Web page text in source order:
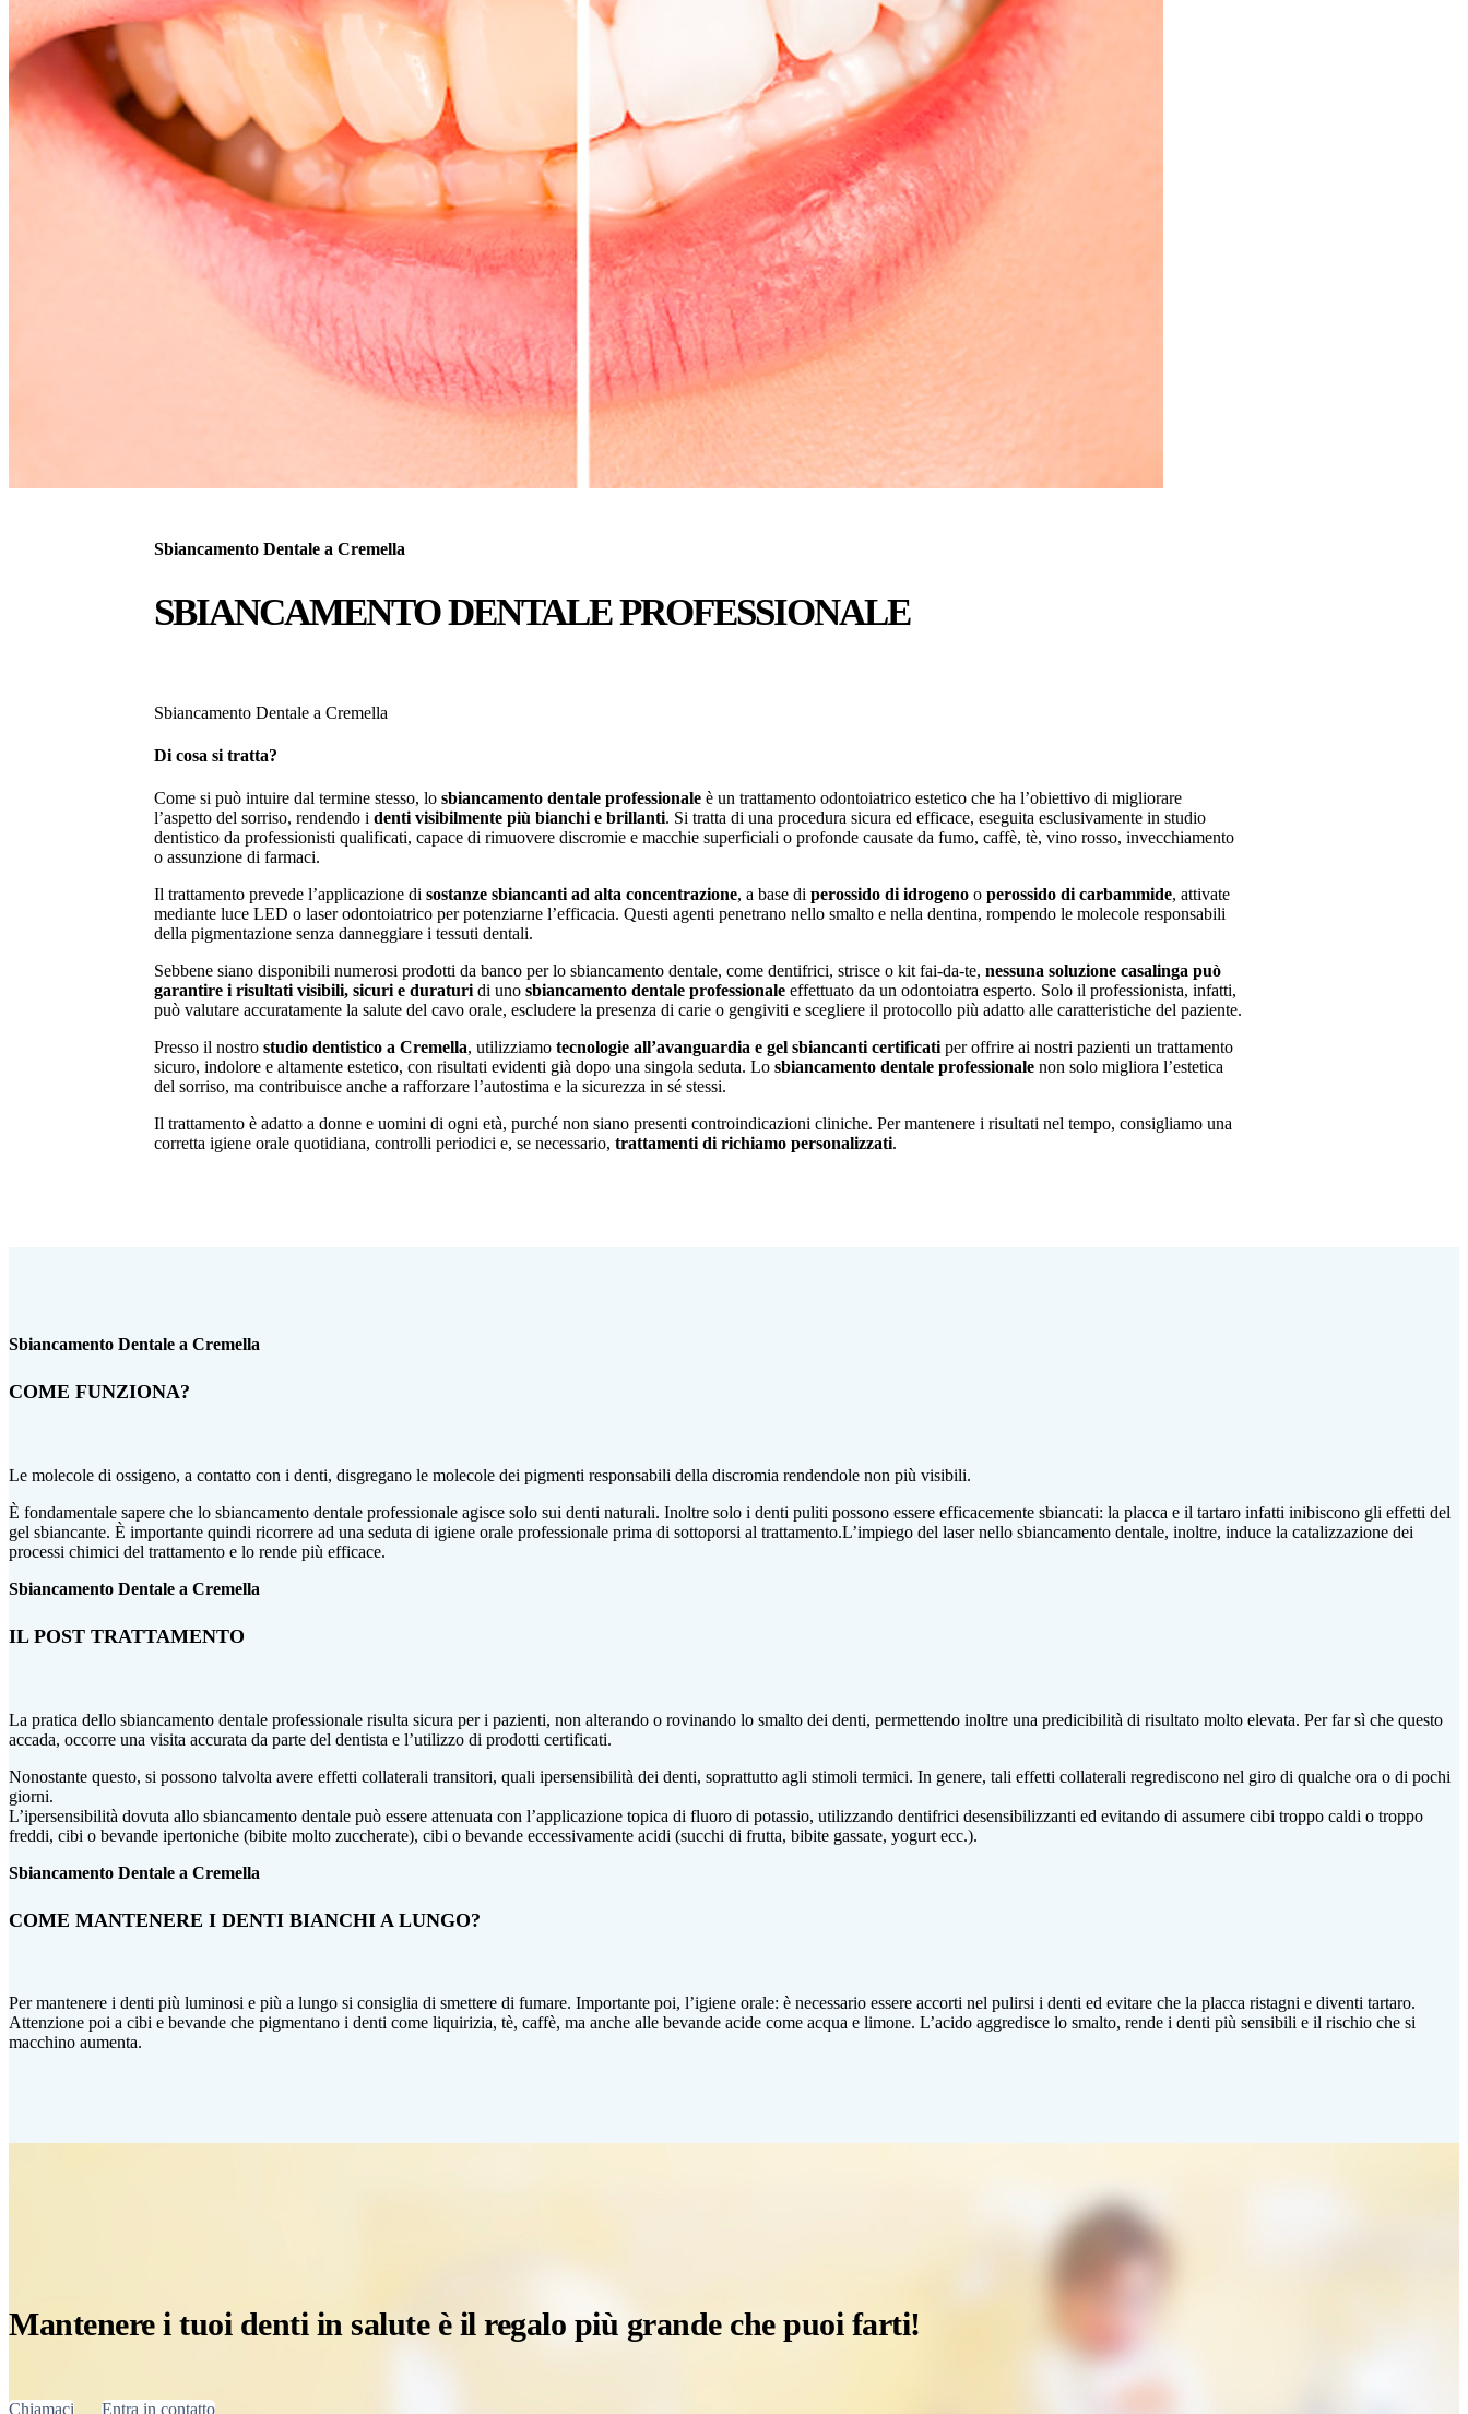
Sbiancamento Dentale a Cremella
SBIANCAMENTO DENTALE PROFESSIONALE
Sbiancamento Dentale a Cremella
Di cosa si tratta?
Come si può intuire dal termine stesso, lo sbiancamento dentale professionaleè un trattamento odontoiatrico estetico che ha l’obiettivo di migliorare
l’aspetto del sorriso, rendendo i denti visibilmente più bianchi e brillanti. Si tratta di una procedura sicura ed efficace, eseguita esclusivamente in studio
dentistico da professionisti qualificati, capace di rimuovere discromie e macchie superficiali o profonde causate da fumo, caffè, tè, vino rosso, invecchiamento
o assunzione di farmaci.
Il trattamento prevede l’applicazione di sostanze sbiancanti ad alta concentrazione, a base di perossido di idrogenoo perossido di carbammide, attivate
mediante luce LED o laser odontoiatrico per potenziarne l’efficacia. Questi agenti penetrano nello smalto e nella dentina, rompendo le molecole responsabili
della pigmentazione senza danneggiare i tessuti dentali.
Sebbene siano disponibili numerosi prodotti da banco per lo sbiancamento dentale, come dentifrici, strisce o kit fai-da-te, nessuna soluzione casalinga può
garantire i risultati visibili, sicuri e duraturidi uno sbiancamento dentale professionaleeffettuato da un odontoiatra esperto. Solo il professionista, infatti,
può valutare accuratamente la salute del cavo orale, escludere la presenza di carie o gengiviti e scegliere il protocollo più adatto alle caratteristiche del paziente.
Presso il nostro studio dentistico a Cremella, utilizziamo tecnologie all’avanguardia e gel sbiancanti certificatiper offrire ai nostri pazienti un trattamento
sicuro, indolore e altamente estetico, con risultati evidenti già dopo una singola seduta. Lo sbiancamento dentale professionalenon solo migliora l’estetica
del sorriso, ma contribuisce anche a rafforzare l’autostima e la sicurezza in sé stessi.
Il trattamento è adatto a donne e uomini di ogni età, purché non siano presenti controindicazioni cliniche. Per mantenere i risultati nel tempo, consigliamo una
corretta igiene orale quotidiana, controlli periodici e, se necessario, trattamenti di richiamo personalizzati.
Sbiancamento Dentale a Cremella
COME FUNZIONA?
Le molecole di ossigeno, a contatto con i denti, disgregano le molecole dei pigmenti responsabili della discromia rendendole non più visibili.
È fondamentale sapere che lo sbiancamento dentale professionale agisce solo sui denti naturali. Inoltre solo i denti puliti possono essere efficacemente sbiancati: la placca e il tartaro infatti inibiscono gli effetti del
gel sbiancante. È importante quindi ricorrere ad una seduta di igiene orale professionale prima di sottoporsi al trattamento.L’impiego del laser nello sbiancamento dentale, inoltre, induce la catalizzazione dei
processi chimici del trattamento e lo rende più efficace.
Sbiancamento Dentale a Cremella
IL POST TRATTAMENTO
La pratica dello sbiancamento dentale professionale risulta sicura per i pazienti, non alterando o rovinando lo smalto dei denti, permettendo inoltre una predicibilità di risultato molto elevata. Per far sì che questo
accada, occorre una visita accurata da parte del dentista e l’utilizzo di prodotti certificati.
Nonostante questo, si possono talvolta avere effetti collaterali transitori, quali ipersensibilità dei denti, soprattutto agli stimoli termici. In genere, tali effetti collaterali regrediscono nel giro di qualche ora o di pochi
giorni.
L’ipersensibilità dovuta allo sbiancamento dentale può essere attenuata con l’applicazione topica di fluoro di potassio, utilizzando dentifrici desensibilizzanti ed evitando di assumere cibi troppo caldi o troppo
freddi, cibi o bevande ipertoniche (bibite molto zuccherate), cibi o bevande eccessivamente acidi (succhi di frutta, bibite gassate, yogurt ecc.).
Sbiancamento Dentale a Cremella
COME MANTENERE I DENTI BIANCHI A LUNGO?
Per mantenere i denti più luminosi e più a lungo si consiglia di smettere di fumare. Importante poi, l’igiene orale: è necessario essere accorti nel pulirsi i denti ed evitare che la placca ristagni e diventi tartaro.
Attenzione poi a cibi e bevande che pigmentano i denti come liquirizia, tè, caffè, ma anche alle bevande acide come acqua e limone. L’acido aggredisce lo smalto, rende i denti più sensibili e il rischio che si
macchino aumenta.
Mantenere i tuoi denti in salute è il regalo più grande che puoi farti!
Chiamaci Entra in contatto